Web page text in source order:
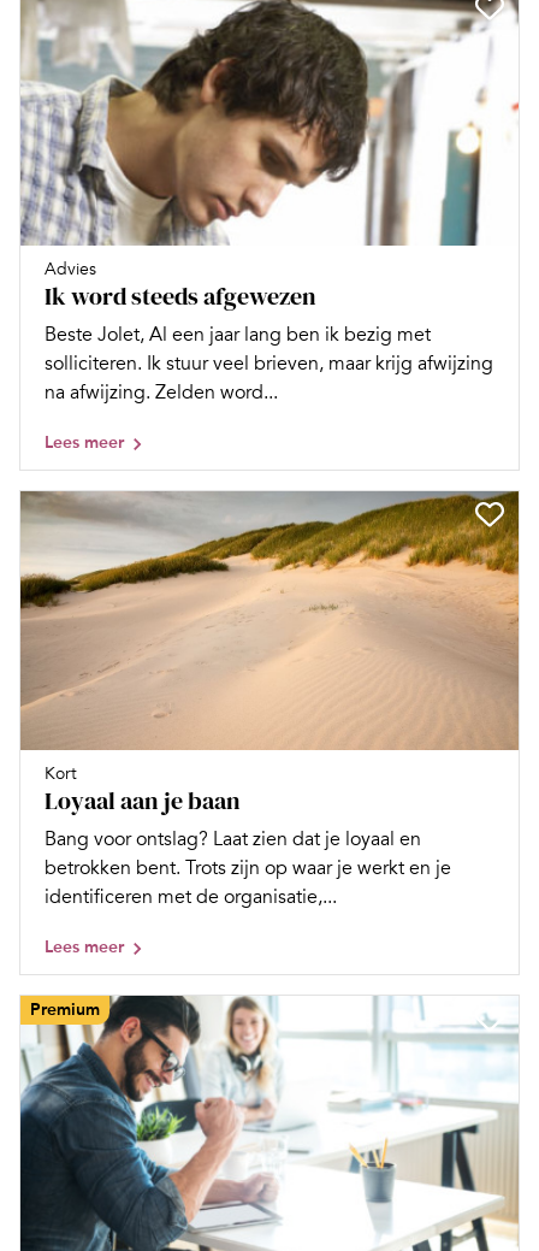
Advies
Ik word steeds afgewezen
Beste Jolet, Al een jaar lang ben ik bezig met
solliciteren. Ik stuur veel brieven, maar krijg afwijzing
na afwijzing. Zelden word...
Lees meer
Kort
Loyaal aan je baan
Bang voor ontslag? Laat zien dat je loyaal en
betrokken bent. Trots zijn op waar je werkt en je
identificeren met de organisatie,...
Lees meer
Premium